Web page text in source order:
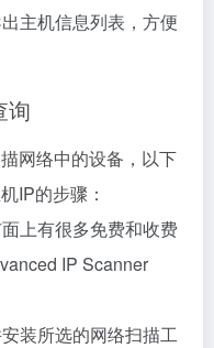
主机信息列表，方便
询
网络中的设备，以下
IP的步骤：
上有很多免费和收费
IP Scanner
装所选的网络扫描工